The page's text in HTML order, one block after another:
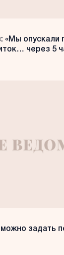
опускали
через 5
задать